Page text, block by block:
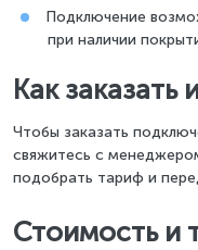
Подключение
при наличии
Как заказать
Чтобы заказать
свяжитесь с
подобрать тариф и
Стоимость и